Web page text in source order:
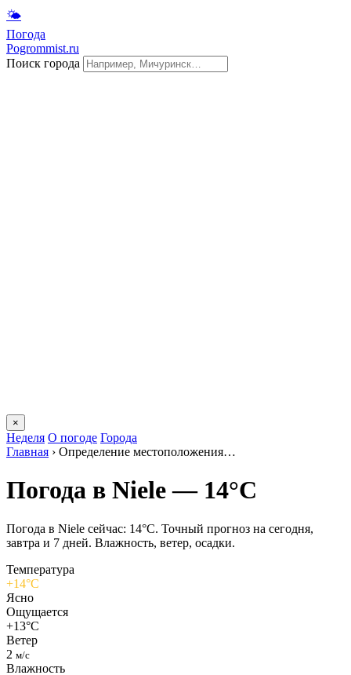
🌤
Погода
Pogrommist.ru
Поиск города
×
Неделя О погоде Города
Главная › Определение местоположения…
Погода в Nielе — 14°C
Погода в Nielе сейчас: 14°C. Точный прогноз на сегодня,
завтра и 7 дней. Влажность, ветер, осадки.
Температура
+14°C
Ясно
Ощущается
+13°C
Ветер
2 м/с
Влажность